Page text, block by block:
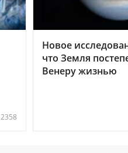
2358
Новое
что Земля
Венеру жизнью